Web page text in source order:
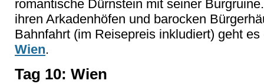
romantische Dürnstein mit seiner
ihren Arkadenhöfen und barocken
Bahnfahrt (im Reisepreis inkludiert) geht
Wien.
Tag 10: Wien